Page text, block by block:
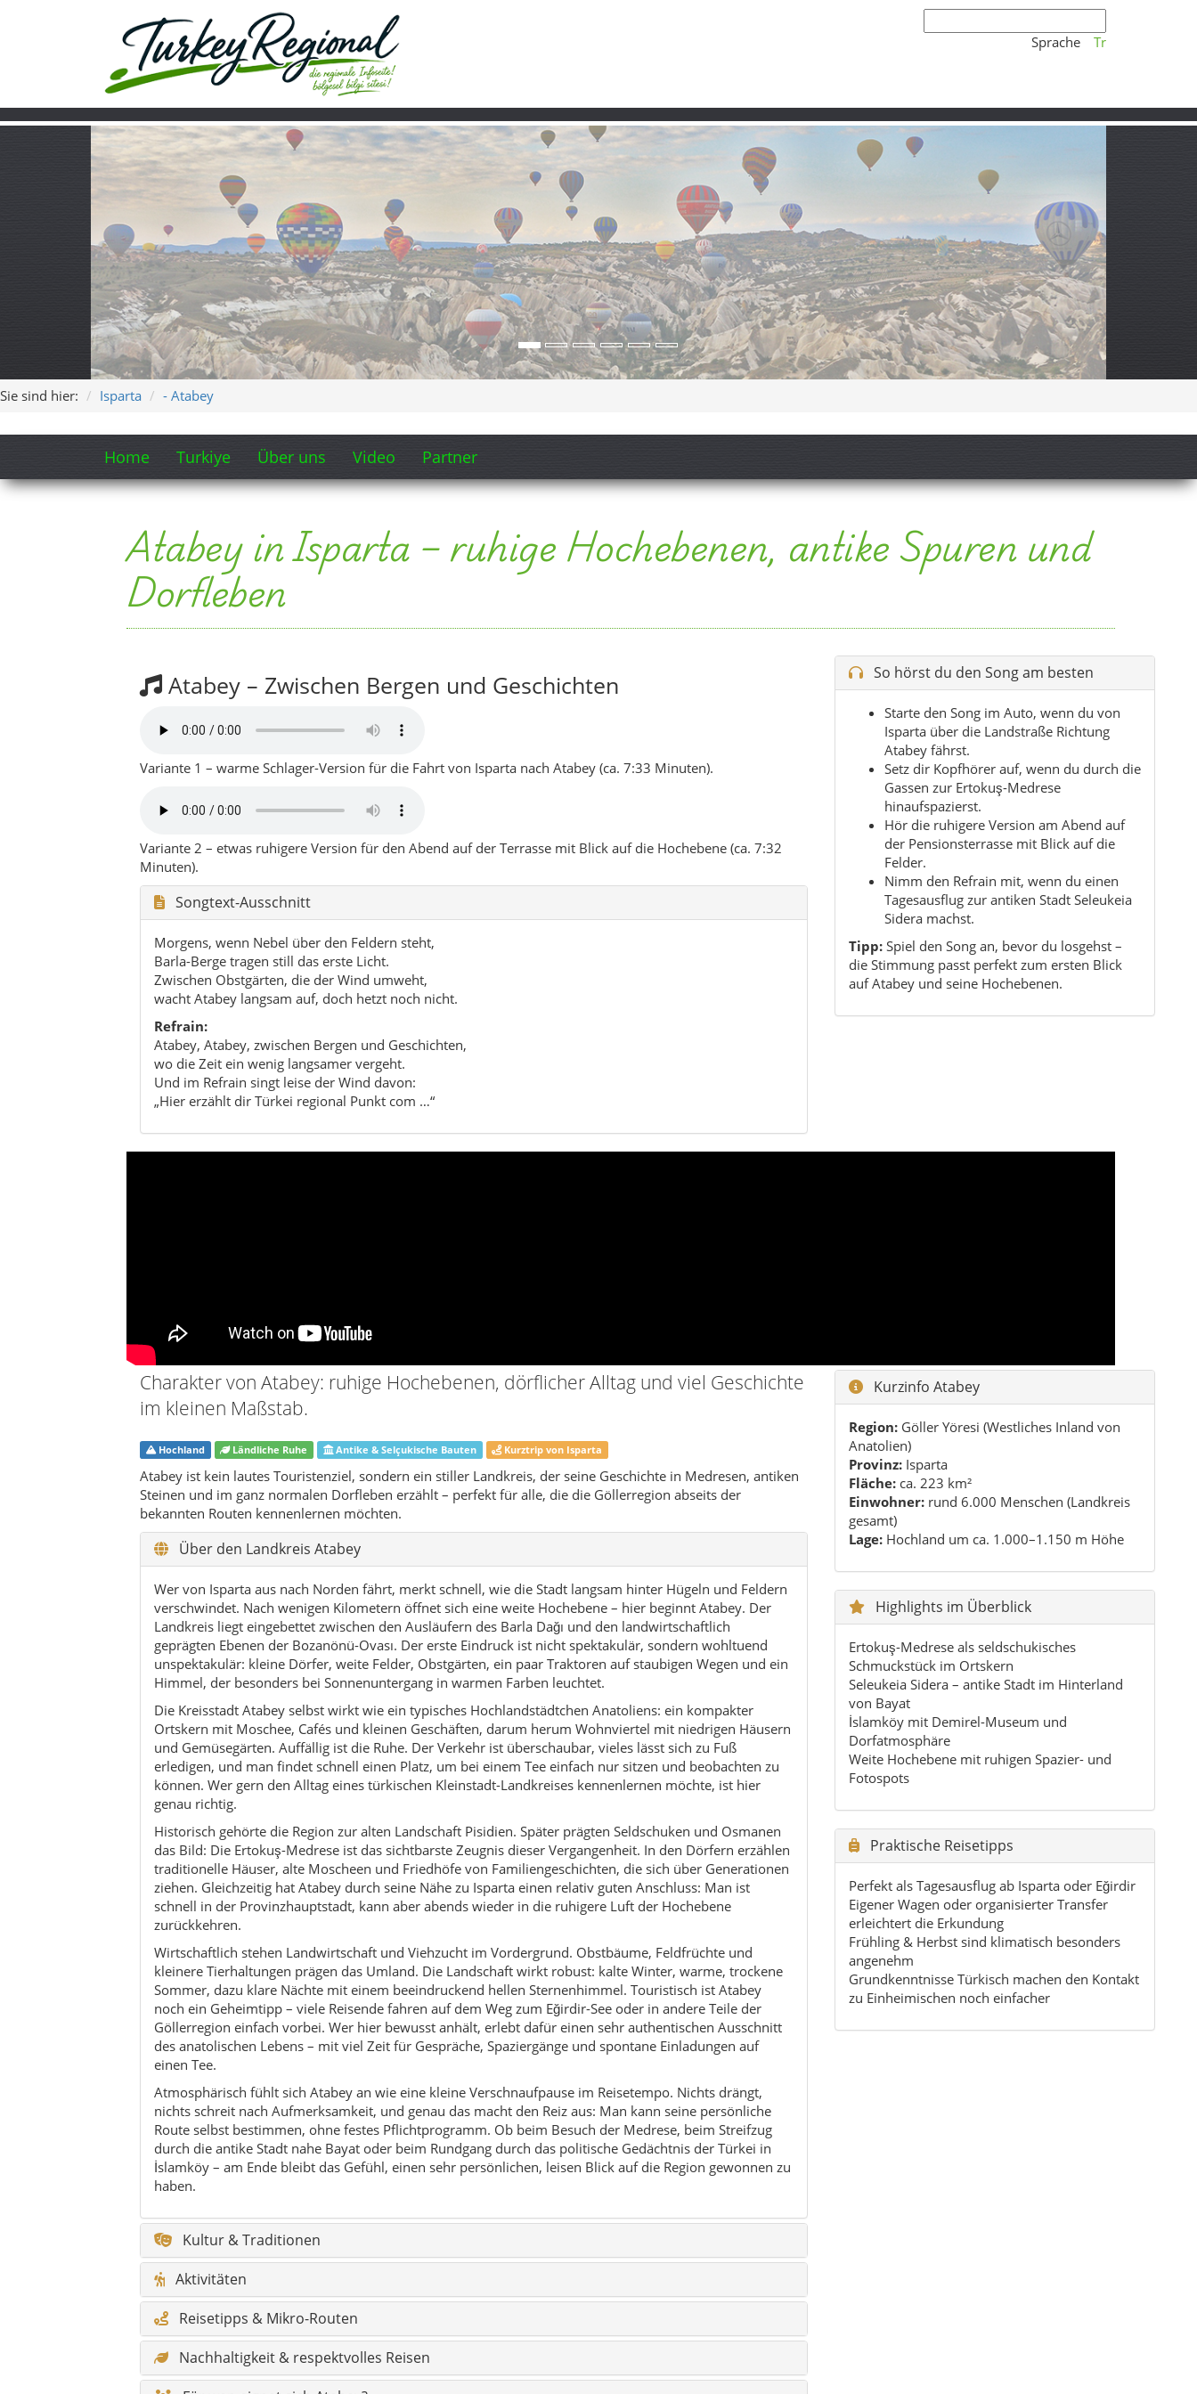
Sprache Tr
Isparta - Atabey
Home Turkiye Über uns Video
Atabey in Isparta – ruhige Hochebenen, antike Spuren und
Dorfleben
Atabey – Zwischen Bergen und Geschichten
Variante 2 – etwas ruhigere Version für den Abend auf der Terrasse mit Blick auf die Hochebene (ca. 7:32
Minuten).
Morgens, wenn Nebel über den Feldern steht,
Zwischen Obstgärten, die der Wind umweht,
Refrain:
wo die Zeit ein wenig langsamer vergeht.
„Hier erzählt dir Türkei regional Punkt com …“
Isparta über die Landstraße Richtung
Atabey fährst.
Gassen zur Ertokuş-Medrese
hinaufspazierst.
Hör die ruhigere Version am Abend auf
Nimm den Refrain mit, wenn du einen
Sidera machst.
Tipp:Spiel den Song an, bevor du losgehst –
die Stimmung passt perfekt zum ersten Blick
auf Atabey und seine Hochebenen.
Charakter von Atabey: ruhige Hochebenen, dörflicher Alltag und viel Geschichte
im kleinen Maßstab.
Wer von Isparta aus nach Norden fährt, merkt schnell, wie die Stadt langsam hinter Hügeln und Feldern
verschwindet. Nach wenigen Kilometern öffnet sich eine weite Hochebene – hier beginnt Atabey. Der
Landkreis liegt eingebettet zwischen den Ausläufern des Barla Dağı und den landwirtschaftlich
geprägten Ebenen der Bozanönü-Ovası. Der erste Eindruck ist nicht spektakulär, sondern wohltuend
unspektakulär: kleine Dörfer, weite Felder, Obstgärten, ein paar Traktoren auf staubigen Wegen und ein
Die Kreisstadt Atabey selbst wirkt wie ein typisches Hochlandstädtchen Anatoliens: ein kompakter
Ortskern mit Moschee, Cafés und kleinen Geschäften, darum herum Wohnviertel mit niedrigen Häusern
und Gemüsegärten. Auffällig ist die Ruhe. Der Verkehr ist überschaubar, vieles lässt sich zu Fuß
erledigen, und man findet schnell einen Platz, um bei einem Tee einfach nur sitzen und beobachten zu
können. Wer gern den Alltag eines türkischen Kleinstadt-Landkreises kennenlernen möchte, ist hier
genau richtig.
das Bild: Die Ertokuş-Medrese ist das sichtbarste Zeugnis dieser Vergangenheit. In den Dörfern erzählen
traditionelle Häuser, alte Moscheen und Friedhöfe von Familiengeschichten, die sich über Generationen
ziehen. Gleichzeitig hat Atabey durch seine Nähe zu Isparta einen relativ guten Anschluss: Man ist
schnell in der Provinzhauptstadt, kann aber abends wieder in die ruhigere Luft der Hochebene
zurückkehren.
kleinere Tierhaltungen prägen das Umland. Die Landschaft wirkt robust: kalte Winter, warme, trockene
Sommer, dazu klare Nächte mit einem beeindruckend hellen Sternenhimmel. Touristisch ist Atabey
noch ein Geheimtipp – viele Reisende fahren auf dem Weg zum Eğirdir-See oder in andere Teile der
Göllerregion einfach vorbei. Wer hier bewusst anhält, erlebt dafür einen sehr authentischen Ausschnitt
des anatolischen Lebens – mit viel Zeit für Gespräche, Spaziergänge und spontane Einladungen auf
einen Tee.
Atmosphärisch fühlt sich Atabey an wie eine kleine Verschnaufpause im Reisetempo. Nichts drängt,
nichts schreit nach Aufmerksamkeit, und genau das macht den Reiz aus: Man kann seine persönliche
Route selbst bestimmen, ohne festes Pflichtprogramm. Ob beim Besuch der Medrese, beim Streifzug
durch die antike Stadt nahe Bayat oder beim Rundgang durch das politische Gedächtnis der Türkei in
İslamköy – am Ende bleibt das Gefühl, einen sehr persönlichen, leisen Blick auf die Region gewonnen zu
haben.
Kultur & Traditionen
Aktivitäten
Reisetipps & Mikro-Routen
Nachhaltigkeit & respektvolles Reisen
Für wen eignet sich Atabey?
Kulinarik & regionale Küche
Natur & Outdoor
Feste & Veranstaltungen
Geschichte & Timeline
Hidden Gems rund um Atabey
Legenden aus Atabey
Ertokuş-Medrese als seldschukisches
Seleukeia Sidera – antike Stadt im Hinterland
von Bayat
İslamköy mit Demirel-Museum und
Dorfatmosphäre
Weite Hochebene mit ruhigen Spazier- und
Fotospots
Praktische Reisetipps
Eigener Wagen oder organisierter Transfer
erleichtert die Erkundung
Frühling & Herbst sind klimatisch besonders
angenehm
Grundkenntnisse Türkisch machen den Kontakt
zu Einheimischen noch einfacher